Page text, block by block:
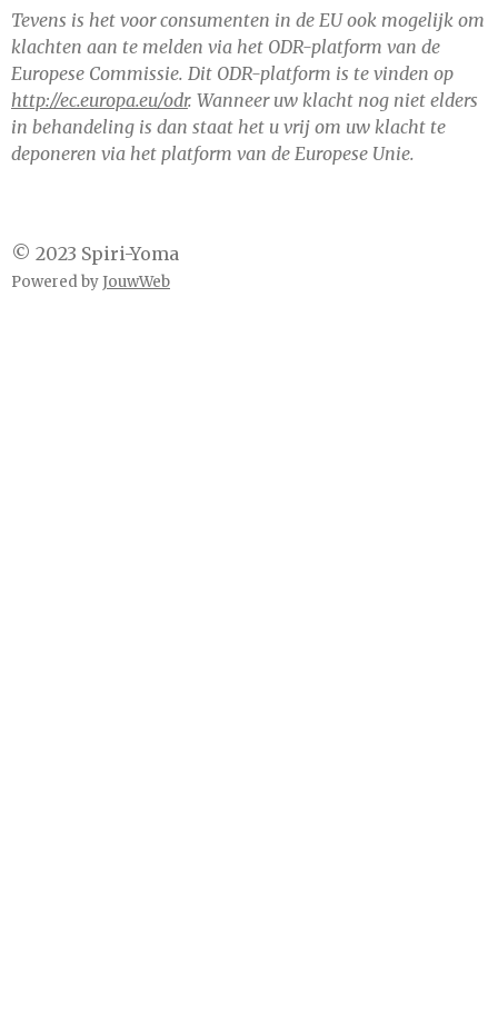
Tevens is het voor consumenten in de EU ook mogelijk om
klachten aan te melden via het ODR-platform van de
Europese Commissie. Dit ODR-platform is te vinden op
http://ec.europa.eu/odr. Wanneer uw klacht nog niet elders
in behandeling is dan staat het u vrij om uw klacht te
deponeren via het platform van de Europese Unie.
© 2023 Spiri-Yoma
Powered byJouwWeb